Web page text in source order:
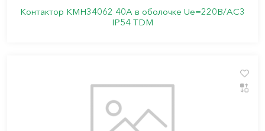
Контактор КМН34062 40А в оболочке Ue=220В/АC3
IP54 TDM